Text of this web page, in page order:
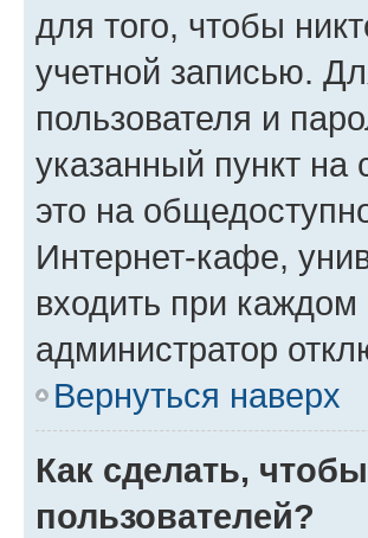
для того, чтобы
учетной записью.
пользователя и
указанный пункт
это на
Интернет-кафе,
входить при каждом
администратор
Вернуться наверх
Как сделать,
пользователей?